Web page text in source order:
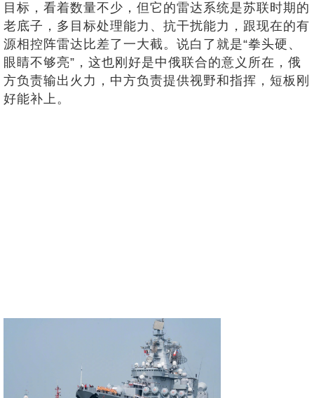
目标，看着数量不少，但它的雷达系统是苏联时期的
老底子，多目标处理能力、抗干扰能力，跟现在的有
源相控阵雷达比差了一大截。说白了就是“拳头硬、
眼睛不够亮”，这也刚好是中俄联合的意义所在，俄
方负责输出火力，中方负责提供视野和指挥，短板刚
好能补上。